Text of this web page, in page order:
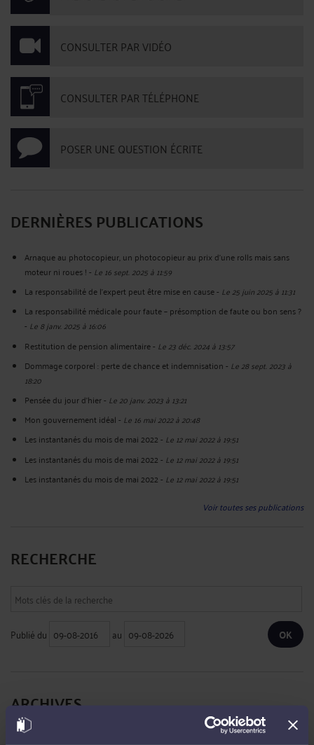
CONSULTER PAR VIDÉO
CONSULTER PAR TÉLÉPHONE
POSER UNE QUESTION ÉCRITE
DERNIÈRES PUBLICATIONS
Arnaque au photocopieur, un photocopieur au prix d'une rolls mais sans
moteur ni roues !- Le 16 sept. 2025 à 11:59
La responsabilité de l’expert peut être mise en cause- Le 25 juin 2025 à 11:31
La responsabilité médicale pour faute – présomption de faute ou bon sens ?
- Le 8 janv. 2025 à 16:06
Restitution de pension alimentaire- Le 23 déc. 2024 à 13:57
Dommage corporel : perte de chance et indemnisation- Le 28 sept. 2023 à
18:20
Pensée du jour d'hier- Le 20 janv. 2023 à 13:21
Mon gouvernement idéal- Le 16 mai 2022 à 20:48
Les instantanés du mois de mai 2022- Le 12 mai 2022 à 19:51
Les instantanés du mois de mai 2022- Le 12 mai 2022 à 19:51
Les instantanés du mois de mai 2022- Le 12 mai 2022 à 19:51
Voir toutes ses publications
RECHERCHE
Publié du au
ARCHIVES